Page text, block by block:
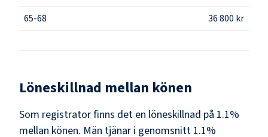
65-68
36 800 kr
Löneskillnad mellan könen
Som registratorfinns det en löneskillnad på 1.1%
mellan könen. Män tjänar i genomsnitt 1.1%